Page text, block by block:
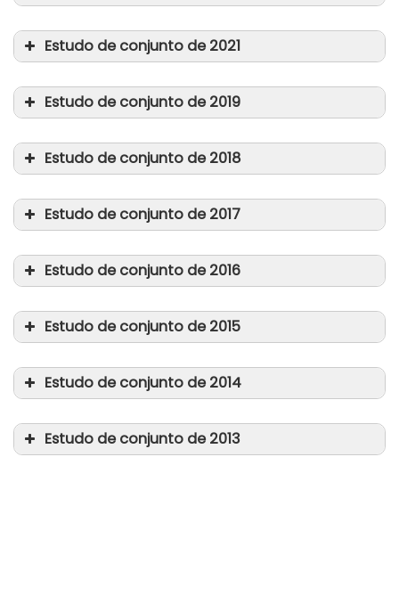
Estudo de conjunto de 2021
Promover o emprego e o trabalho
Estudo de conjunto de 2019
Proteção social universal para a
desenvolvimento sustentável
Estudo de conjunto de 2018
Garantir um tempo de trabalho digno
Estudo de conjunto de 2017
Trabalhar juntos para a promoção de
saudável
Estudo de conjunto de 2016
Promover uma migração justa
Estudo de conjunto de 2015
Dar uma voz aos trabalhadores rurais
Estudo de conjunto de 2014
Estudo de conjunto de 2013